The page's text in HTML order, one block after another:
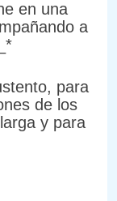
en una
a
para
de los
y para